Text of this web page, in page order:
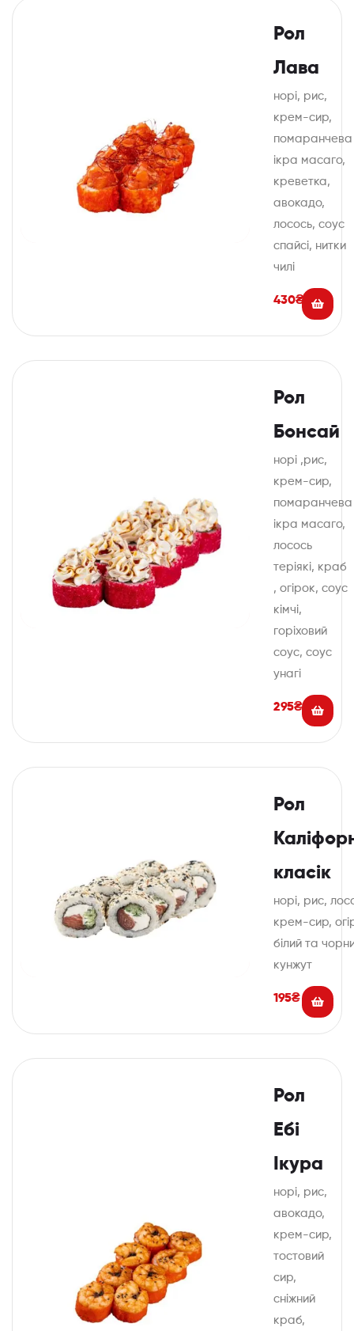
Рол
Лава
норі, рис,
крем-сир,
помаранчева
ікра масаго,
креветка,
авокадо,
лосось, соус
спайсі, нитки
чилі
430₴
Рол
Бонсай
норі ,рис,
крем-сир,
помаранчева
ікра масаго,
лосось
теріякі, краб
, огірок, соус
кімчі,
горіховий
соус, соус
унагі
295₴
Рол
класік
норі, рис,
крем-сир,
білий та
кунжут
195₴
Рол
Ебі
Ікура
норі, рис,
авокадо,
крем-сир,
тостовий
сир,
сніжний
краб,